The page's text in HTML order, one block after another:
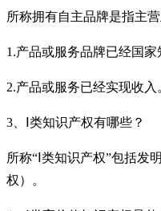
所称拥有自主品牌是指主
1.产品或服务品牌已经国家
2.产品或服务已经实现收入
3、Ⅰ类知识产权有哪些？
所称“Ⅰ类知识产权”包括发
权）。